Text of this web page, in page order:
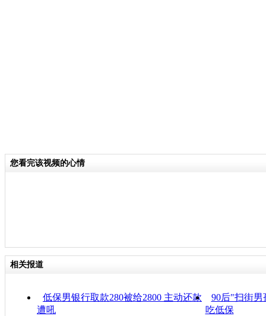
您看完该视频的心情
相关报道
低保男银行取款280被给2800 主动还款
遭吼
90后"扫街
吃低保